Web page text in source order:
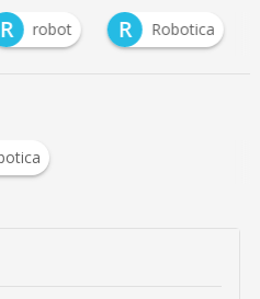
R robot R Robotica